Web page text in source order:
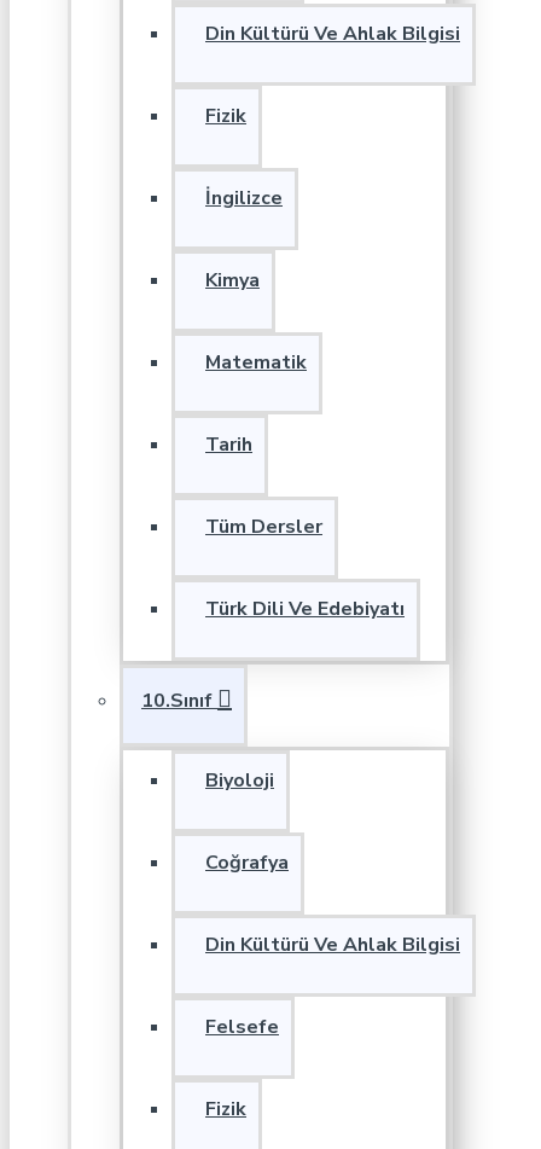
Din Kültürü Ve Ahlak Bilgisi
Fizik
İngilizce
Kimya
Matematik
Tarih
Tüm Dersler
Türk Dili Ve Edebiyatı
10.Sınıf
Biyoloji
Coğrafya
Din Kültürü Ve Ahlak Bilgisi
Felsefe
Fizik